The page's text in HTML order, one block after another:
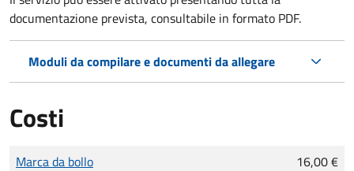
documentazione prevista, consultabile in formato PDF.
Moduli da compilare e documenti da allegare
Costi
Tipo di pagamento
Importo
Marca da bollo 16,00 €